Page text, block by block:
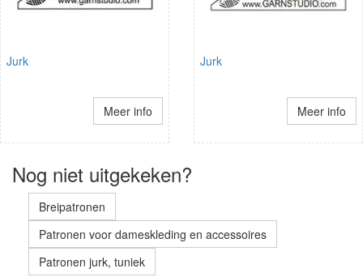
Jurk
Meer info
Jurk
Meer info
Nog niet uitgekeken?
Breipatronen
Patronen voor dameskleding en accessoires
Patronen jurk, tuniek